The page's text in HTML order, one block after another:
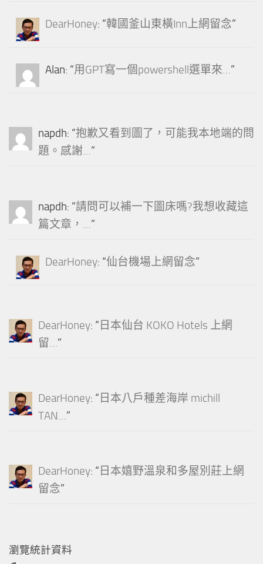
DearHoney: “韓國釜山東橫Inn上網留念”
Alan: “用GPT寫一個powershell選單來…”
napdh: “抱歉又看到圖了，可能我本地端的問
題。感謝…”
napdh: “請問可以補一下圖床嗎?我想收藏這
篇文章，…”
DearHoney: “仙台機場上網留念”
DearHoney: “ 日本仙台 KOKO Hotels 上網
留…”
DearHoney: “ 日本八戶種差海岸 michill
TAN…”
DearHoney: “ 日本嬉野溫泉和多屋別莊上網
留念”
瀏覽統計資料